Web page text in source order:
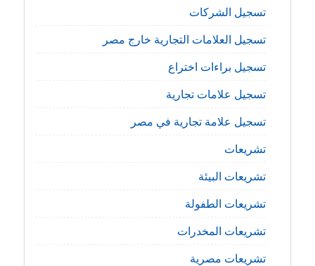
تسجيل الشركات
تسجيل العلامات التجارية خارج مصر
تسجيل براءات اختراع
تسجيل علامات تجارية
تسجيل علامة تجارية في مصر
تشريعات
تشريعات البيئة
تشريعات الطفولة
تشريعات المخدرات
تشريعات مصرية